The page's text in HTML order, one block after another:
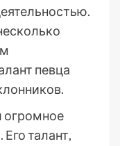
певца
огромное
талант,